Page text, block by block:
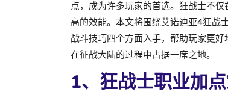
点，成为许多玩家的首选。狂战士不
高的效能。本文将围绕艾诺迪亚4狂战
战斗技巧四个方面入手，帮助玩家更
在征战大陆的过程中占据一席之地。
1、狂战士职业加